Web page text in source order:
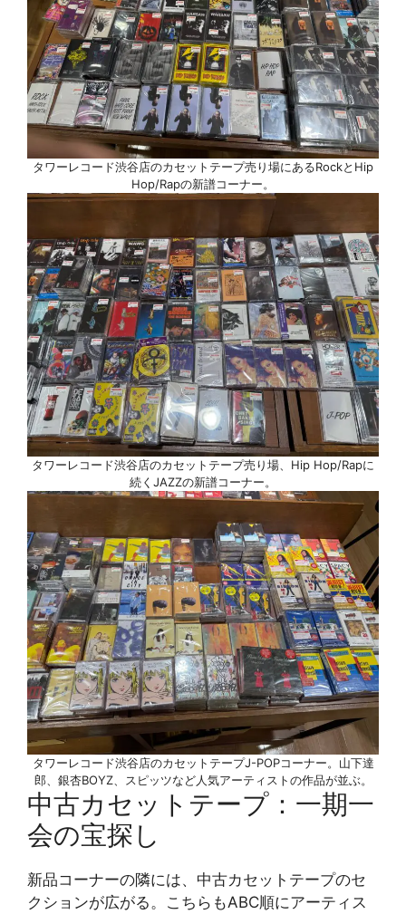
タワーレコード渋谷店のカセットテープ売り場にあるRockとHip
Hop/Rapの新譜コーナー。
タワーレコード渋谷店のカセットテープ売り場、Hip Hop/Rapに
続くJAZZの新譜コーナー。
タワーレコード渋谷店のカセットテープJ-POPコーナー。山下達
郎、銀杏BOYZ、スピッツなど人気アーティストの作品が並ぶ。
中古カセットテープ：一期一
会の宝探し
新品コーナーの隣には、中古カセットテープのセ
クションが広がる。こちらもABC順にアーティス